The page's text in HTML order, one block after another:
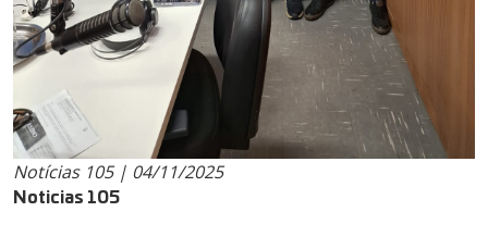
Notícias 105 | 04/11/2025
Noticias 105